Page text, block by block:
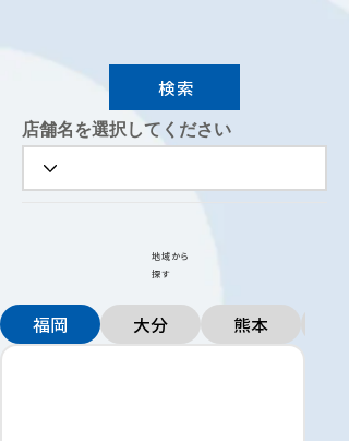
検索
店舗名を選択してください
地域から
探す
福岡 大分 熊本